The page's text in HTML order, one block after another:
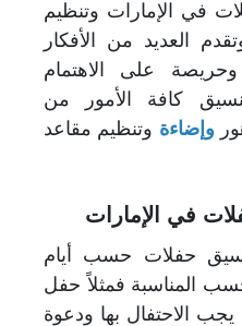
في الإمارات وتنظيم
العديد من الأفكار
وحريصة على الاهتمام
كافة الأمور من
و إضاءة وتنظيم مقاعد
في الإمارات
حفلات حسب أيام
المناسبة فمثلاً حفل
الاحتفال بها ودعوة